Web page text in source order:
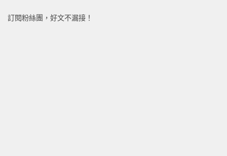
訂閱粉絲團，好文不漏接！